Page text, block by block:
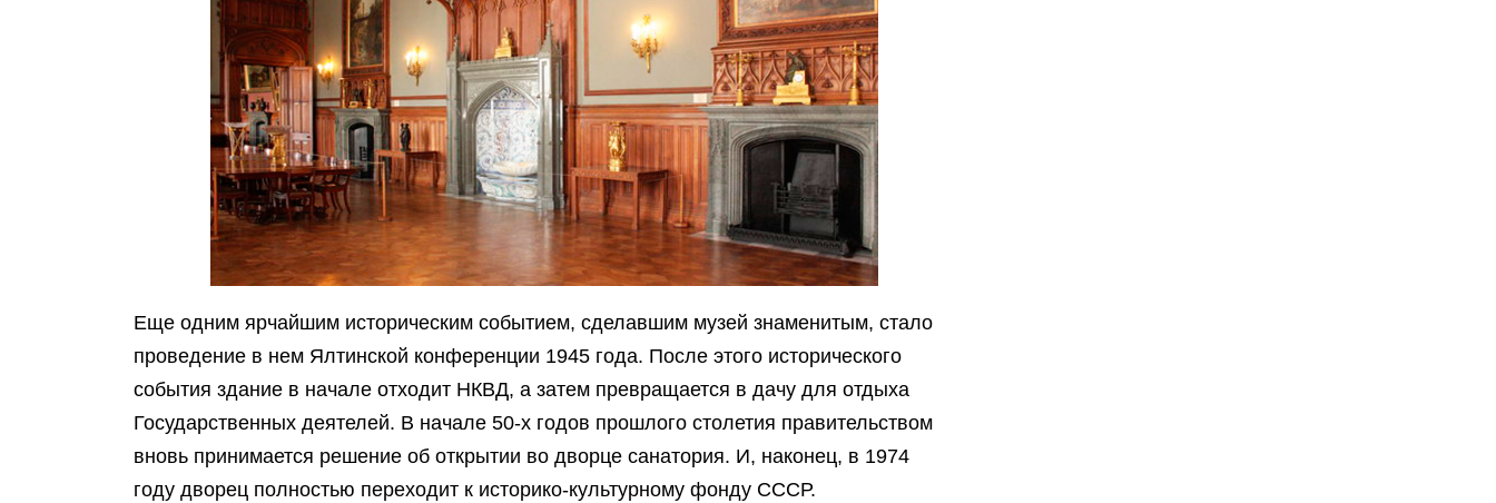
Еще одним ярчайшим историческим событием, сделавшим музей знаменитым, стало
проведение в нем Ялтинской конференции 1945 года. После этого исторического
события здание в начале отходит НКВД, а затем превращается в дачу для отдыха
Государственных деятелей. В начале 50-х годов прошлого столетия правительством
вновь принимается решение об открытии во дворце санатория. И, наконец, в 1974
году дворец полностью переходит к историко-культурному фонду СССР.